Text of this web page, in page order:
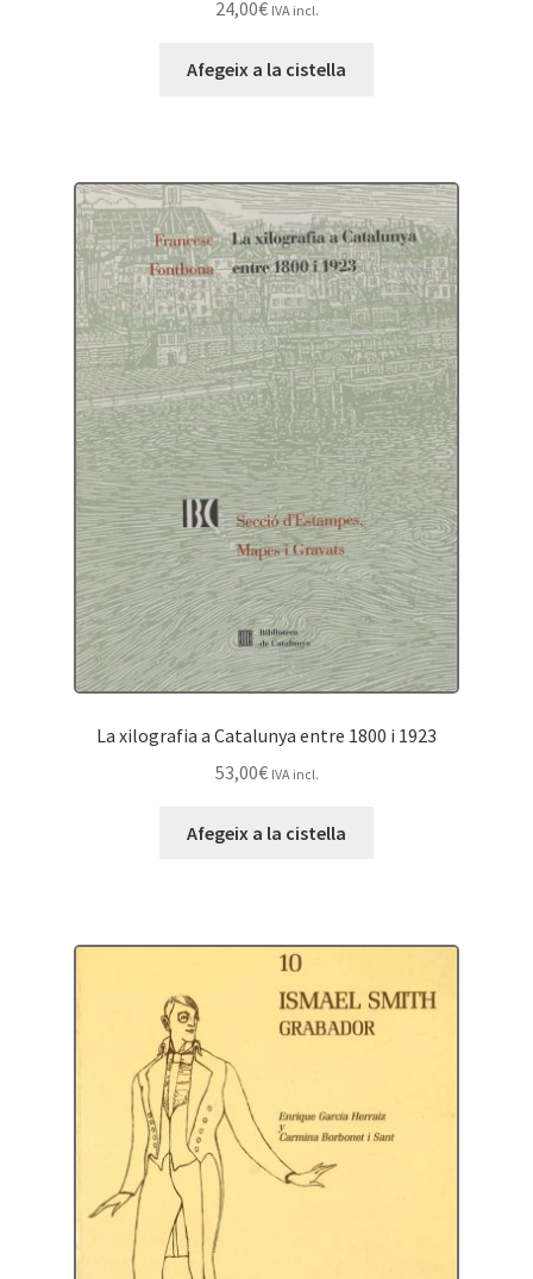
24,00€ IVA incl.
Afegeix a la cistella
La xilografia a Catalunya entre 1800 i 1923
53,00€ IVA incl.
Afegeix a la cistella